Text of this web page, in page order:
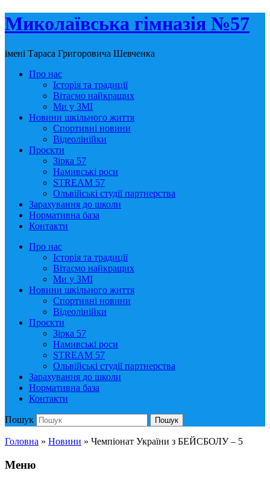
Миколаївська гімназія №57
імені Тараса Григоровича Шевченка
Про нас
Історія та традиції
Вітаємо найкращих
Ми у ЗМІ
Новини шкільного життя
Спортивні новини
Відеолінійки
Проєкти
Зірка 57
Намивські роси
STREAM 57
Ольвійські студії партнерства
Зарахування до школи
Нормативна база
Контакти
Про нас
Історія та традиції
Вітаємо найкращих
Ми у ЗМІ
Новини шкільного життя
Спортивні новини
Відеолінійки
Проєкти
Зірка 57
Намивські роси
STREAM 57
Ольвійські студії партнерства
Зарахування до школи
Нормативна база
Контакти
Пошук Пошук
Головна » Новини » Чемпіонат України з БЕЙСБОЛУ – 5
Меню